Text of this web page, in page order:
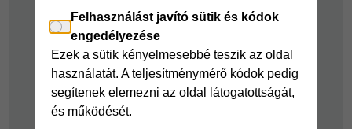
Felhasználást javító sütik és kódok
engedélyezése
Ezek a sütik kényelmesebbé teszik az oldal
használatát. A teljesítménymérő kódok pedig
segítenek elemezni az oldal látogatottságát,
és működését.
Takarékszámla
Pénzügyi Navigátor
Cofidis Bank a
Zöldebb Környezetért
Cofidis Bank a